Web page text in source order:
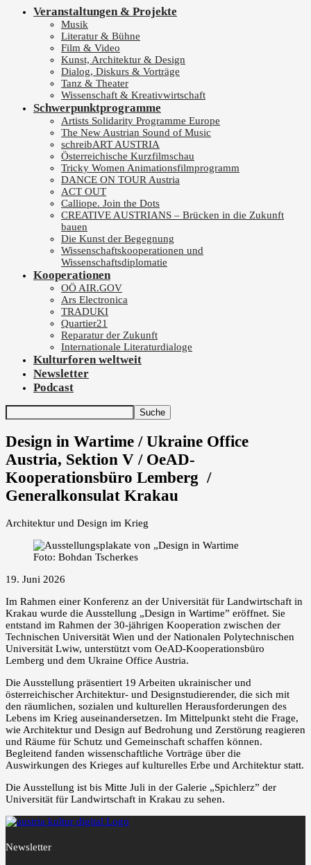
Veranstaltungen & Projekte
Musik
Literatur & Bühne
Film & Video
Kunst, Architektur & Design
Dialog, Diskurs & Vorträge
Tanz & Theater
Wissenschaft & Kreativwirtschaft
Schwerpunktprogramme
Artists Solidarity Programme Europe
The New Austrian Sound of Music
schreibART AUSTRIA
Österreichische Kurzfilmschau
Tricky Women Animationsfilmprogramm
DANCE ON TOUR Austria
ACT OUT
Calliope. Join the Dots
CREATIVE AUSTRIANS – Brücken in die Zukunft
bauen
Die Kunst der Begegnung
Wissenschaftskooperationen und
Wissenschaftsdiplomatie
Kooperationen
OÖ AIR.GOV
Ars Electronica
TRADUKI
Quartier21
Reparatur der Zukunft
Internationale Literaturdialoge
Kulturforen weltweit
Newsletter
Podcast
Design in Wartime / Ukraine Office
Austria, Sektion V / OeAD-
Kooperationsbüro Lemberg /
Generalkonsulat Krakau
Architektur und Design im Krieg
Foto: Bohdan Tscherkes
19. Juni 2026
Im Rahmen einer Konferenz an der Universität für Landwirtschaft in
Krakau wurde die Ausstellung „Design in Wartime” eröffnet. Sie
entstand im Rahmen der 30-jährigen Kooperation zwischen der
Technischen Universität Wien und der Nationalen Polytechnischen
Universität Lwiw, unterstützt vom OeAD-Kooperationsbüro
Lemberg und dem Ukraine Office Austria.
Die Ausstellung präsentiert 19 Arbeiten ukrainischer und
österreichischer Architektur- und Designstudierender, die sich mit
den räumlichen, sozialen und kulturellen Herausforderungen des
Lebens im Krieg auseinandersetzen. Im Mittelpunkt steht die Frage,
wie Architektur und Design auf Bedrohung und Zerstörung reagieren
und Räume für Schutz und Gemeinschaft schaffen können.
Begleitend fanden wissenschaftliche Vorträge über die
Auswirkungen des Krieges auf kulturelles Erbe und Architektur statt.
Die Ausstellung ist bis Mitte Juli in der Galerie „Spichlerz” der
Universität für Landwirtschaft in Krakau zu sehen.
Newsletter